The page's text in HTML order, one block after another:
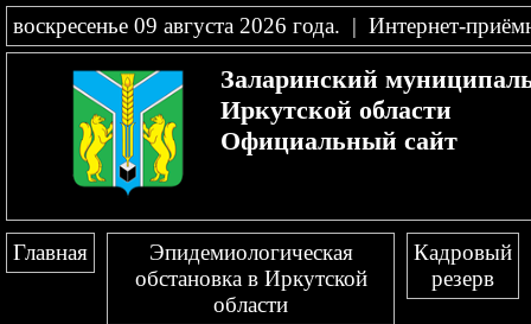
воскресенье 09 августа 2026 года. | Интернет-
Заларинский
Иркутской области
Официальный сайт
Главная
Эпидемиологическая
обстановка в Иркутской
области
Кадровый
резерв